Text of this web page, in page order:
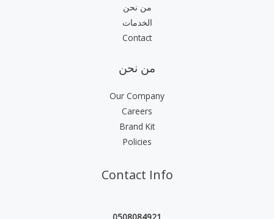
من نحن
الخدمات
Contact
من نحن
Our Company
Careers
Brand Kit
Policies
Contact Info